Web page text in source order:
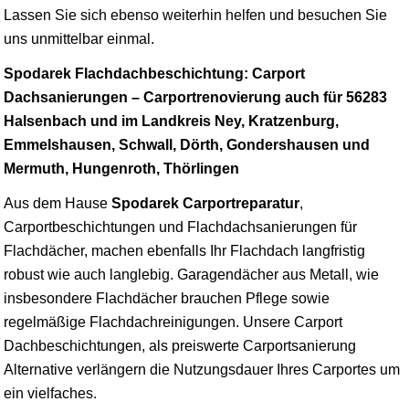
Lassen Sie sich ebenso weiterhin helfen und besuchen Sie
uns unmittelbar einmal.
Spodarek Flachdachbeschichtung: Carport
Dachsanierungen – Carportrenovierung auch für 56283
Halsenbach und im Landkreis Ney, Kratzenburg,
Emmelshausen, Schwall, Dörth, Gondershausen und
Mermuth, Hungenroth, Thörlingen
Aus dem Hause Spodarek Carportreparatur,
Carportbeschichtungen und Flachdachsanierungen für
Flachdächer, machen ebenfalls Ihr Flachdach langfristig
robust wie auch langlebig. Garagendächer aus Metall, wie
insbesondere Flachdächer brauchen Pflege sowie
regelmäßige Flachdachreinigungen. Unsere Carport
Dachbeschichtungen, als preiswerte Carportsanierung
Alternative verlängern die Nutzungsdauer Ihres Carportes um
ein vielfaches.